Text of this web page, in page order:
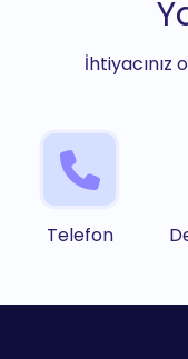
İhtiyacınız
Telefon